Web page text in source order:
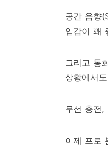
공간 음향
입감이 꽤
그리고 통
상황에서
무선 충전,
이제 프로